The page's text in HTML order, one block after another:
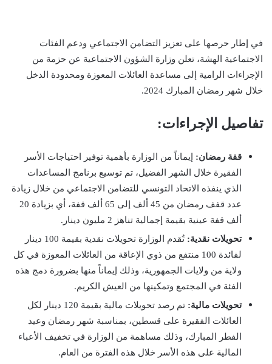
في إطار حرصها على تعزيز التضامن الاجتماعي ودعم الفئات
الاجتماعية الهشة، تعلن وزارة الشؤون الاجتماعية عن حزمة من
الإجراءات الرامية إلى مساعدة العائلات المعوزة ومحدودة الدخل
خلال شهر رمضان المبارك 2024.
تفاصيل الإجراءات:
قفة رمضان: إيماناً من الوزارة بأهمية توفير احتياجات الأسر
الفقيرة خلال الشهر الفضيل، تم توسيع برنامج المساعدات
الذي ينفذه الاتحاد التونسي للتضامن الاجتماعي من خلال زيادة
عدد قفف رمضان من 45 ألف إلى 65 ألف قفة، أي بزيادة 20
ألف قفة عينية بقيمة إجمالية تناهز 2 مليون دينار.
تحويلات نقدية:
تُقدم الوزارة تحويلات نقدية بقيمة 100 دينار
لفائدة 100 منتفع من ذوي الإعاقة من العائلات المعوزة في كل
ولاية من ولايات الجمهورية، وذلك إيماناً منها بضرورة دمج هذه
الفئة في المجتمع وتمكينها من العيش الكريم.
تحويلات مالية:
تم رصد تحويلات مالية بقيمة 120 دينار لكل
العائلات الفقيرة على قسطين، بمناسبة شهر رمضان وعيد
الفطر المبارك، وذلك مساهمة من الوزارة في تخفيف الأعباء
المالية على هذه الأسر خلال هذه الفترة من العام.